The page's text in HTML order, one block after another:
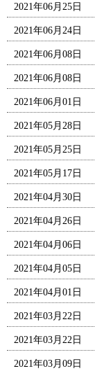
2021年06月25日
2021年06月24日
2021年06月08日
2021年06月08日
2021年06月01日
2021年05月28日
2021年05月25日
2021年05月17日
2021年04月30日
2021年04月26日
2021年04月06日
2021年04月05日
2021年04月01日
2021年03月22日
2021年03月22日
2021年03月09日